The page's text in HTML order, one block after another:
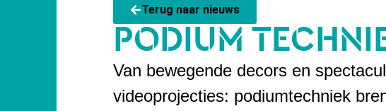
Terug naar nieuws
PODIUM
Van bewegende decors en
videoprojecties: podiumtechniek